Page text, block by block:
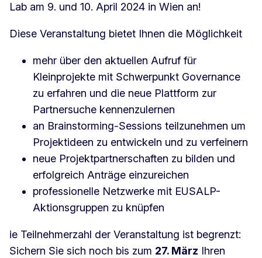
Lab am 9. und 10. April 2024 in Wien an!
Diese Veranstaltung bietet Ihnen die Möglichkeit
mehr über den aktuellen Aufruf für
Kleinprojekte mit Schwerpunkt Governance
zu erfahren und die neue Plattform zur
Partnersuche kennenzulernen
an Brainstorming-Sessions teilzunehmen um
Projektideen zu entwickeln und zu verfeinern
neue Projektpartnerschaften zu bilden und
erfolgreich Anträge einzureichen
professionelle Netzwerke mit EUSALP-
Aktionsgruppen zu knüpfen
ie Teilnehmerzahl der Veranstaltung ist begrenzt:
Sichern Sie sich noch bis zum 27. März Ihren